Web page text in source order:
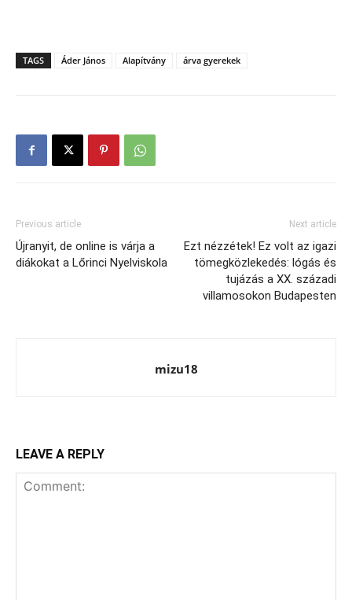
TAGS Áder János Alapítvány árva gyerekek
Previous article
Újranyit, de online is várja a
diákokat a Lőrinci Nyelviskola
Next article
Ezt nézzétek! Ez volt az igazi
tömegközlekedés: lógás és
tujázás a XX. századi
villamosokon Budapesten
mizu18
LEAVE A REPLY